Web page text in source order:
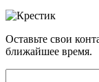
Оставьте свои
ближайшее время.